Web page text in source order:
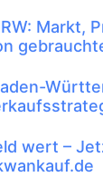
Markt,
wert –